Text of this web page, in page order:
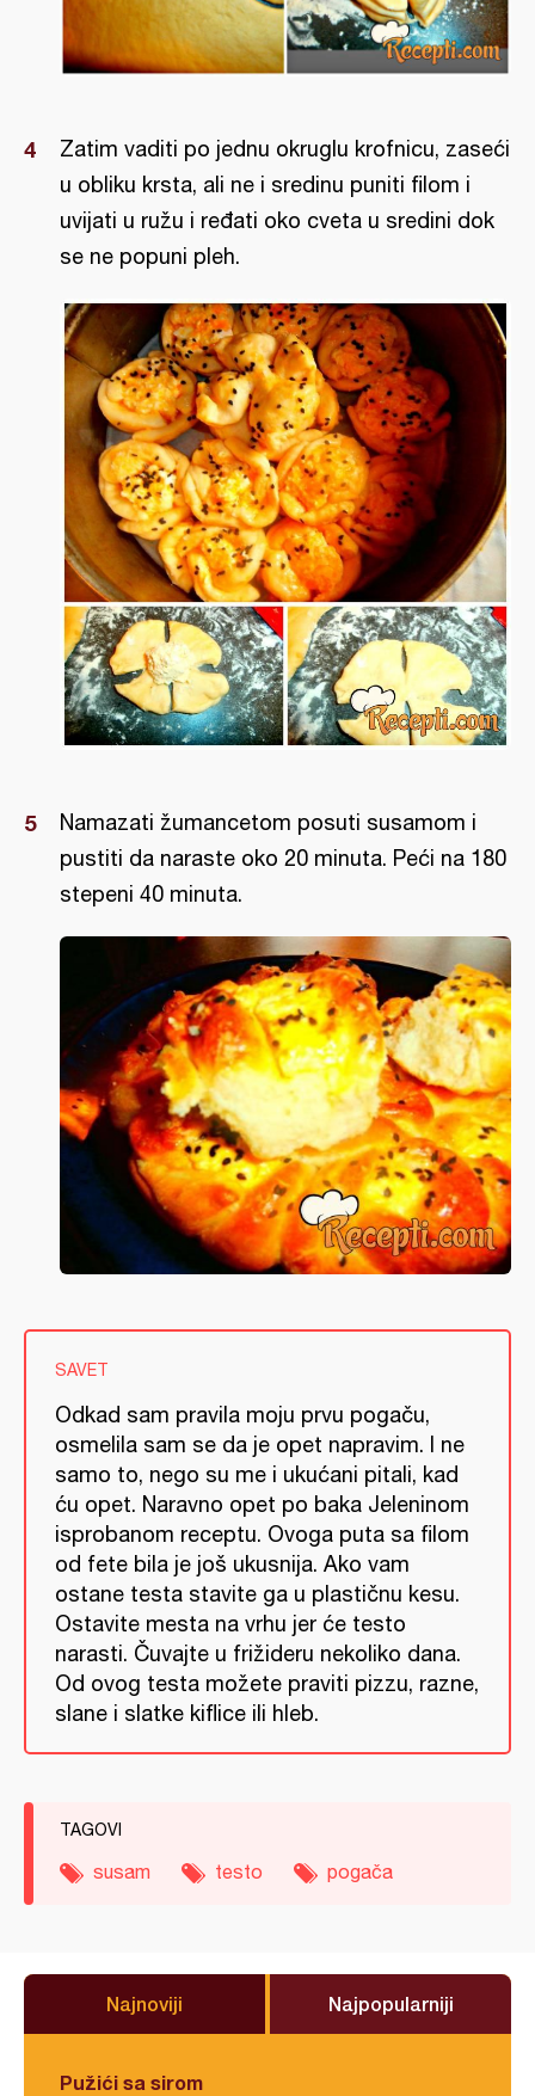
Zatim vaditi po jednu okruglu krofnicu, zaseći
u obliku krsta, ali ne i sredinu puniti filom i
uvijati u ružu i ređati oko cveta u sredini dok
se ne popuni pleh.
Namazati žumancetom posuti susamom i
pustiti da naraste oko 20 minuta. Peći na 180
stepeni 40 minuta.
SAVET
Odkad sam pravila moju prvu pogaču,
osmelila sam se da je opet napravim. I ne
samo to, nego su me i ukućani pitali, kad
ću opet. Naravno opet po baka Jeleninom
isprobanom receptu. Ovoga puta sa filom
od fete bila je još ukusnija. Ako vam
ostane testa stavite ga u plastičnu kesu.
Ostavite mesta na vrhu jer će testo
narasti. Čuvajte u frižideru nekoliko dana.
Od ovog testa možete praviti pizzu, razne,
slane i slatke kiflice ili hleb.
TAGOVI
susam testo pogača
Najnoviji Najpopularniji
Pužići sa sirom